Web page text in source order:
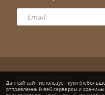
© wuuff
Данный сайт использует куки
отправленный веб-сервером и